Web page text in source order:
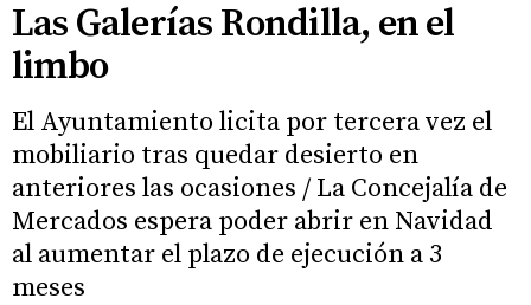
Las Galerías Rondilla, en el
limbo
El Ayuntamiento licita por tercera vez el
mobiliario tras quedar desierto en
anteriores las ocasiones / La Concejalía de
Mercados espera poder abrir en Navidad
al aumentar el plazo de ejecución a 3
meses